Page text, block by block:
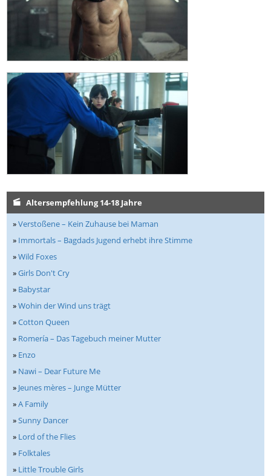
Altersempfehlung 14-18 Jahre
»Verstoßene – Kein Zuhause bei Maman
» Immortals – Bagdads Jugend erhebt ihre Stimme
»Wild Foxes
»Girls Don't Cry
» Babystar
»Wohin der Wind uns trägt
»Cotton Queen
» Romería – Das Tagebuch meiner Mutter
» Enzo
» Nawi – Dear Future Me
» Jeunes mères – Junge Mütter
»A Family
»Sunny Dancer
» Lord of the Flies
» Folktales
» Little Trouble Girls